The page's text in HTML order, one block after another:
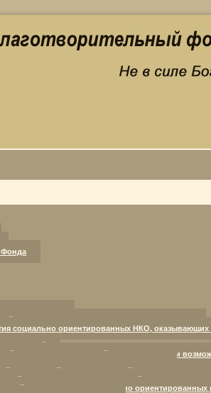
Фонда
с ограниченными возможностями здоровья.
социально ориентированных НКО,
воспитывающих детей с ограниченными
социальной поддержки семей, воспитывающих
социально-коммуникативной площадки для
центр развития социально